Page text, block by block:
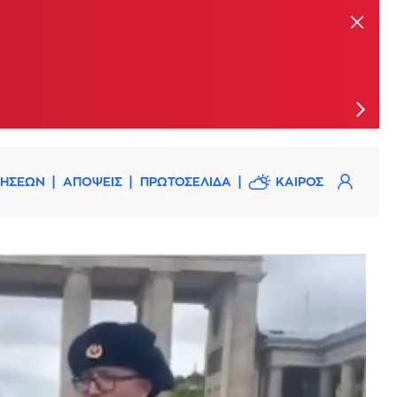
ΑΠΟΨΕΙΣ ΠΡΩΤΟΣΕΛΙΔΑ ΚΑΙΡΟΣ